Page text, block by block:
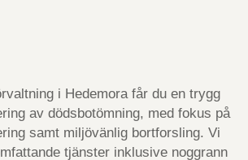
i Hedemora får du en trygg
av dödsbotömning, med fokus på
samt miljövänlig bortforsling. Vi
tjänster inklusive noggrann